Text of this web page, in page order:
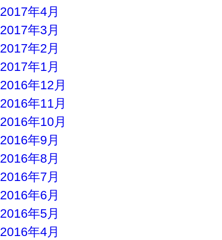
2017年4月
2017年3月
2017年2月
2017年1月
2016年12月
2016年11月
2016年10月
2016年9月
2016年8月
2016年7月
2016年6月
2016年5月
2016年4月